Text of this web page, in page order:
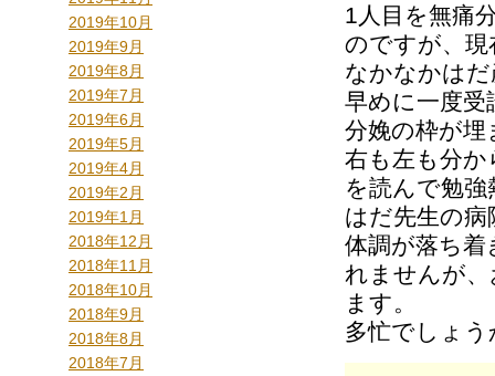
2019年10月
2019年9月
2019年8月
2019年7月
2019年6月
2019年5月
2019年4月
2019年2月
2019年1月
2018年12月
2018年11月
2018年10月
2018年9月
2018年8月
2018年7月
1人目を無痛
のですが、現
なかなかは
早めに一度受
分娩の枠が
右も左も分か
を読んで勉
はだ先生の
体調が落ち
れませんが
ます。
多忙でしょ